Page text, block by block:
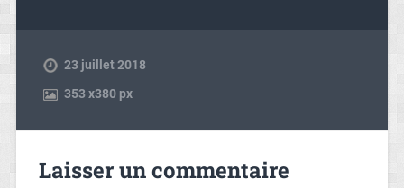
23 juillet 2018
353 x380 px
Laisser un commentaire